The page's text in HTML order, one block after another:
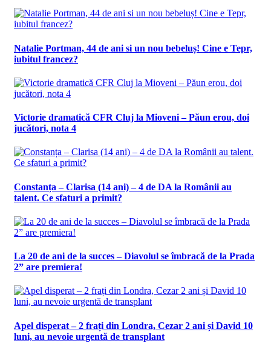
Natalie Portman, 44 de ani si un nou bebeluș! Cine e Tepr,
iubitul francez?
Victorie dramatică CFR Cluj la Mioveni – Păun erou, doi
jucători, nota 4
Constanța – Clarisa (14 ani) – 4 de DA la Românii au
talent. Ce sfaturi a primit?
La 20 de ani de la succes – Diavolul se îmbracă de la Prada
2” are premiera!
Apel disperat – 2 frați din Londra, Cezar 2 ani și David 10
luni, au nevoie urgentă de transplant